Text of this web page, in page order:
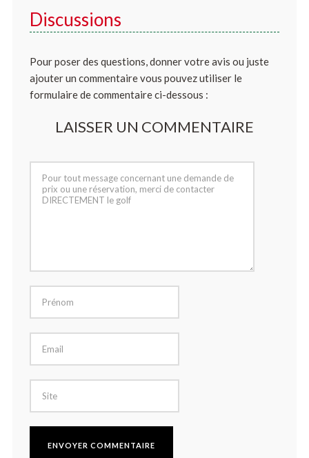
Discussions
Pour poser des questions, donner votre avis ou juste
ajouter un commentaire vous pouvez utiliser le
formulaire de commentaire ci-dessous :
LAISSER UN COMMENTAIRE